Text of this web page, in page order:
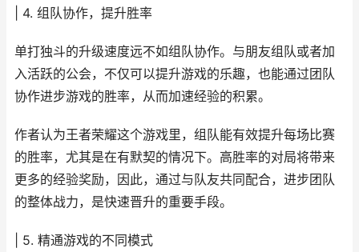
| 4. 组队协作，提升胜率
单打独斗的升级速度远不如组队协作。与朋友组队或者加
入活跃的公会，不仅可以提升游戏的乐趣，也能通过团队
协作进步游戏的胜率，从而加速经验的积累。
作者认为王者荣耀这个游戏里，组队能有效提升每场比赛
的胜率，尤其是在有默契的情况下。高胜率的对局将带来
更多的经验奖励，因此，通过与队友共同配合，进步团队
的整体战力，是快速晋升的重要手段。
| 5. 精通游戏的不同模式